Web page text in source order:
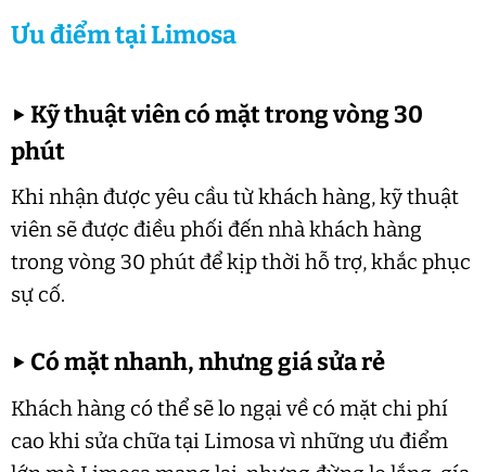
Ưu điểm tại Limosa
▶Kỹ thuật viên có mặt trong vòng 30
phút
Khi nhận được yêu cầu từ khách hàng, kỹ thuật
viên sẽ được điều phối đến nhà khách hàng
trong vòng 30 phút để kịp thời hỗ trợ, khắc phục
sự cố.
▶ Có mặt nhanh, nhưng giá sửa rẻ
Khách hàng có thể sẽ lo ngại về có mặt chi phí
cao khi sửa chữa tại Limosa vì những ưu điểm